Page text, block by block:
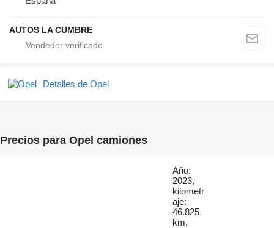
AUTOS LA CUMBRE
Detalles de Opel
Precios para Opel camiones
Año:
2023,
kilometr
aje:
46.825
km,